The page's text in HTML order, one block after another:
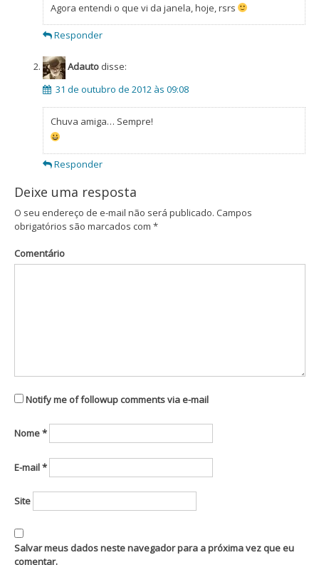
Agora entendi o que vi da janela, hoje, rsrs
Responder
Adauto disse:
31 de outubro de 2012 às 09:08
Chuva amiga… Sempre!
Responder
Deixe uma resposta
O seu endereço de e-mail não será publicado. Campos
obrigatórios são marcados com *
Comentário
Notify me of followup comments via e-mail
Nome*
E-mail*
Site
Salvar meus dados neste navegador para a próxima vez que eu
comentar.